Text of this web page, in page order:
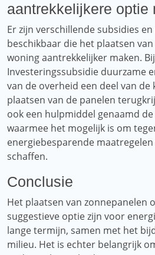
aantrekkelijkere optie
Er zijn verschillende subsidies
beschikbaar die het plaatsen
woning aantrekkelijker maken.
Investeringssubsidie ​​duurzame
van de overheid een deel van
plaatsen van de panelen
ook een hulpmiddel genaamd
waarmee het mogelijk is om
energiebesparende
schaffen.
Conclusie
Het plaatsen van zonnepanelen
suggestieve optie zijn voor
lange termijn, samen met het
milieu. Het is echter belangrijk